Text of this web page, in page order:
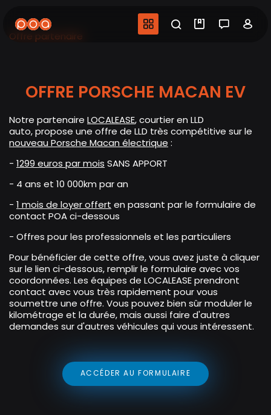
au
contenu
Navigation
Recherche
Mes
Offre partenaire
OFFRE PORSCHE MACAN EV
Notre partenaire LOCALEASE, courtier en LLD
auto,propose une offre de LLD très compétitive sur le
nouveau Porsche Macan électrique :
- 1299 euros par mois SANS APPORT
- 4 ans et 10 000km par an
- 1 mois de loyer offert en passant par le formulaire de
contact POA ci-dessous
- Offres pour les professionnels et les particuliers
Pour bénéficier de cette offre, vous avez juste à cliquer
sur le lien ci-dessous, remplir le formulaire avec vos
coordonnées. Les équipes de LOCALEASE prendront
contact avec vous très rapidement pour vous
soumettre une offre. Vous pouvez bien sûr moduler le
kilométrage et la durée, mais aussi faire d'autres
demandes sur d'autres véhicules qui vous intéressent.
ACCÉDER AU FORMULAIRE